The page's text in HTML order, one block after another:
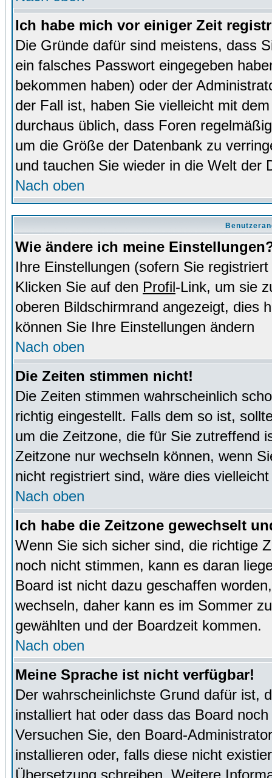
Ich habe mich vor einiger Zeit
Die Gründe dafür sind meistens, dass
ein falsches Passwort eingegeben
bekommen haben) oder der
der Fall ist, haben Sie vielleicht mit
durchaus üblich, dass Foren
um die Größe der Datenbank zu
und tauchen Sie wieder in die Welt der
Nach oben
Wie ändere ich meine
Ihre Einstellungen (sofern Sie
Klicken Sie auf den Profil-Link, um sie
oberen Bildschirmrand angezeigt, dies
können Sie Ihre Einstellungen ändern
Nach oben
Die Zeiten stimmen nicht!
Die Zeiten stimmen wahrscheinlich
richtig eingestellt. Falls dem so ist,
um die Zeitzone, die für Sie zutreffend
Zeitzone nur wechseln können, wenn
nicht registriert sind, wäre dies
Nach oben
Ich habe die Zeitzone gewechselt
Wenn Sie sich sicher sind, die richtige
noch nicht stimmen, kann es daran
Board ist nicht dazu geschaffen
wechseln, daher kann es im Sommer
gewählten und der Boardzeit kommen.
Nach oben
Meine Sprache ist nicht verfügbar!
Der wahrscheinlichste Grund dafür ist,
installiert hat oder dass das Board
Versuchen Sie, den Board-
installieren oder, falls diese nicht
Übersetzung schreiben. Weitere